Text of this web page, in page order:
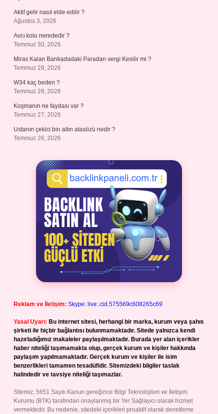
Aktif gelir nasıl elde edilir ?
Ağustos 3, 2026
Avcı kolu nerededir ?
Temmuz 30, 2026
Miras Kalan Bankadadaki Paradan vergi Kesilir mi ?
Temmuz 29, 2026
W34 kaç beden ?
Temmuz 29, 2026
Koşmanın ne faydası var ?
Temmuz 27, 2026
Ustanın çekici bin altın atasözü nedir ?
Temmuz 26, 2026
Reklam ve İletişim: Skype: live:.cid.575569c608265c69
Yasal Uyarı: Bu internet sitesi, herhangi bir marka, kurum veya şahıs
şirketi ile hiçbir bağlantısı bulunmamaktadır. Sitede yalnızca kendi
hazırladığımız makaleler paylaşılmaktadır. Burada yer alan içerikler
haber niteliği taşımamakta olup, gerçek kurum ve kişiler hakkında
paylaşım yapılmamaktadır. Gerçek kurum ve kişiler ile isim
benzerlikleri tamamen tesadüfidir. Sitemizdeki bilgiler taslak
halindedir ve tavsiye niteliği taşımazlar.
Sitemiz, 5651 Sayılı Kanun gereğince Bilgi Teknolojileri ve İletişim
Kurumu (BTK) tarafından onaylanmış bir Yer Sağlayıcı olarak hizmet
vermektedir. Bu nedenle, sitedeki içerikleri proaktif olarak denetleme